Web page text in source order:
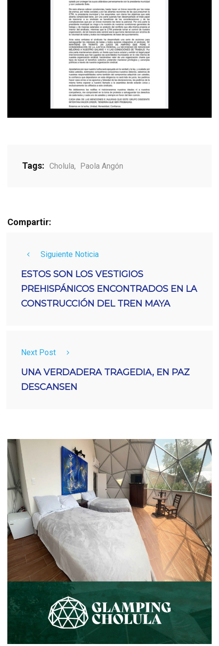
Tags: Cholula, Paola Angón
Compartir:
Siguiente Noticia
ESTOS SON LOS VESTIGIOS
PREHISPÁNICOS ENCONTRADOS EN LA
CONSTRUCCIÓN DEL TREN MAYA
Next Post
UNA VERDADERA TRAGEDIA, EN PAZ
DESCANSEN